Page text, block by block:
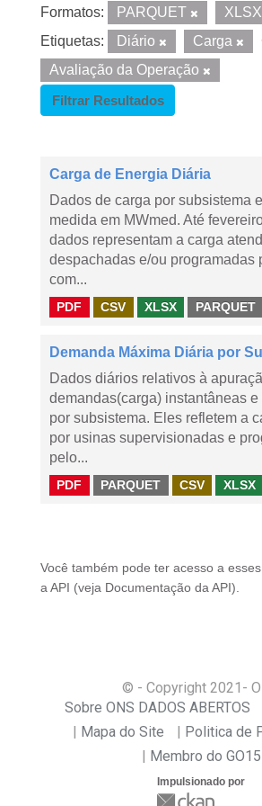
Formatos: PARQUET XLSX
Etiquetas:
Diário Carga
Avaliação da Operação
Filtrar Resultados
Carga de Energia Diária
Dados de carga por subsistema
medida em MWmed. Até
dados representam a carga
despachadas e/ou programadas
com...
PDF CSV XLSX PARQUET
Demanda Máxima Diária por
Dados diários relativos à
demandas(carga) instantâneas
por subsistema. Eles refletem a
por usinas supervisionadas e
pelo...
PDF PARQUET CSV XLSX
Você também pode ter acesso a
a API (veja Documentação da API ).
© - Copyright 2021 -
Sobre ONS DADOS ABERTOS
Mapa do Site
Politica de
Membro do GO15
Impulsionado por